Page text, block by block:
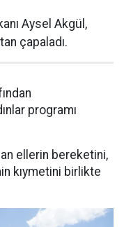
Aysel Akgül,
çapaladı.
programı
ellerin bereketini,
kıymetini birlikte